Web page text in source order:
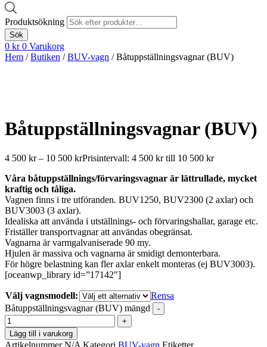
Produktsökning
Sök
0 kr 0 Varukorg
Hem /Butiken /BUV-vagn / Båtuppställningsvagnar (BUV)
Båtuppställningsvagnar (BUV)
4 500 kr – 10 500 krPrisintervall: 4 500 kr till 10 500 kr
Våra båtuppställnings/förvaringsvagnar är lättrullade, mycket
kraftig och tåliga.
Vagnen finns i tre utföranden. BUV1250, BUV2300 (2 axlar) och
BUV3003 (3 axlar).
Idealiska att använda i utställnings- och förvaringshallar, garage etc.
Friställer transportvagnar att användas obegränsat.
Vagnarna är varmgalvaniserade 90 my.
Hjulen är massiva och vagnarna är smidigt demonterbara.
För högre belastning kan fler axlar enkelt monteras (ej BUV3003).
[oceanwp_library id=”17142″]
Välj vagnsmodell:
Rensa
Båtuppställningsvagnar (BUV) mängd
-
+
Lägg till i varukorg
ArtikelnummerN/A Kategori BUV-vagn Etiketter